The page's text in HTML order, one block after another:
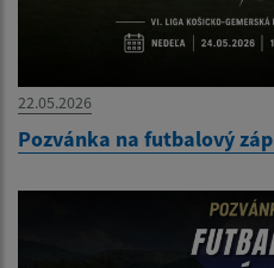
22.05.2026
Pozvánka na futbalový